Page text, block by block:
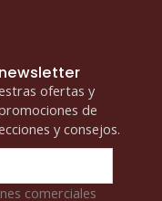
ofertas y
de
y consejos.
comerciales